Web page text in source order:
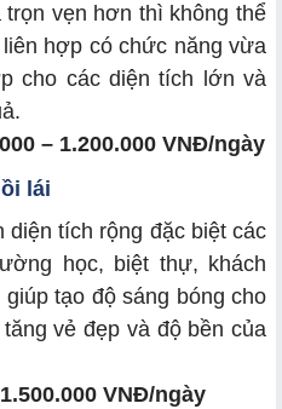
vẹn hơn thì không thể
hợp có chức năng vừa
cho các diện tích lớn và
– 1.200.000 VNĐ/ngày
lái
diện tích rộng đặc biệt các
học, biệt thự, khách
tạo độ sáng bóng cho
vẻ đẹp và độ bền của
VNĐ/ngày